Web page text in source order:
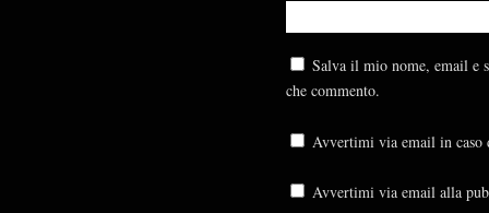
Salva il mio nome, email e
che commento.
Avvertimi via email in caso
Avvertimi via email alla